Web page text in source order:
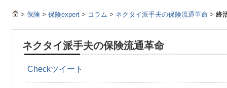
> 保険 > 保険expert > コラム > ネクタイ派手夫の保険流通革命 > 終
ネクタイ派手夫の保険流通革命
Checkツイート